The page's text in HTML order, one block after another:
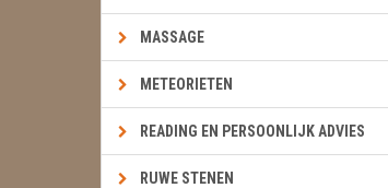
MASSAGE
METEORIETEN
READING EN PERSOONLIJK ADVIES
RUWE STENEN